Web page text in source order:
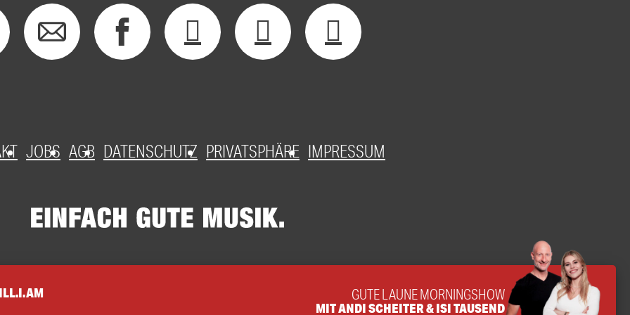
JOBS AGB DATENSCHUTZ PRIVATSPHÄRE IMPRESSUM
GUTE LAUNE MORNINGSHOW
MIT ANDI SCHEITER & ISI TAUSEND